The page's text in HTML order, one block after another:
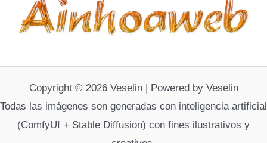
Copyright © 2026 Veselin | Powered by Veselin
Todas las imágenes son generadas con inteligencia artificial
(ComfyUI + Stable Diffusion) con fines ilustrativos y